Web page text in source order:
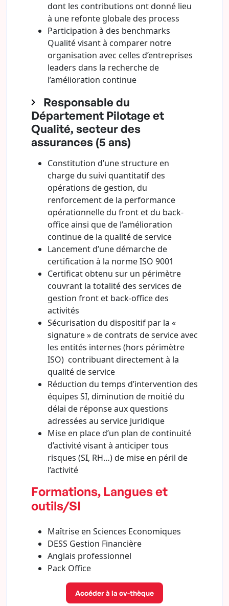
dont les contributions ont donné lieu
à une refonte globale des process
Participation à des benchmarks
Qualité visant à comparer notre
organisation avec celles d’entreprises
leaders dans la recherche de
l’amélioration continue
Responsable du
Département Pilotage et
Qualité, secteur des
assurances (5 ans)
Constitution d’une structure en
charge du suivi quantitatif des
opérations de gestion, du
renforcement de la performance
opérationnelle du front et du back-
office ainsi que de l’amélioration
continue de la qualité de service
Lancement d’une démarche de
certification à la norme ISO 9001
Certificat obtenu sur un périmètre
couvrant la totalité des services de
gestion front et back-office des
activités
Sécurisation du dispositif par la «
signature » de contrats de service avec
les entités internes (hors périmètre
ISO) contribuant directement à la
qualité de service
Réduction du temps d’intervention des
équipes SI, diminution de moitié du
délai de réponse aux questions
adressées au service juridique
Mise en place d’un plan de continuité
d’activité visant à anticiper tous
risques (SI, RH…) de mise en péril de
l’activité
Formations, Langues et
outils/SI
Maîtrise en Sciences Economiques
DESS Gestion Financière
Anglais professionnel
Pack Office
Accéder à la cv-thèque